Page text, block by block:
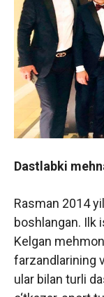
Dastlabki
Rasman 2014
boshlangan. Ilk
Kelgan
farzandlarining
ular bilan turli